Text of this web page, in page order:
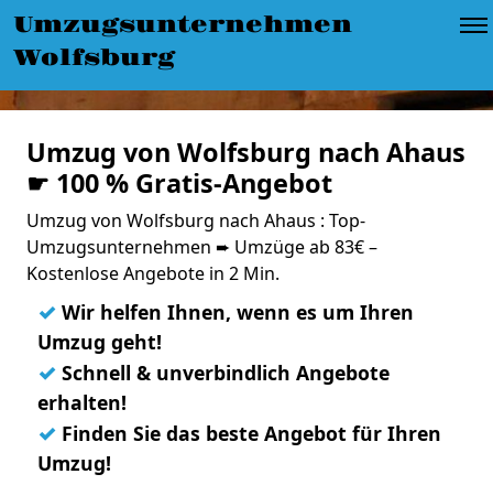
Umzugsunternehmen
Wolfsburg
Umzug von Wolfsburg nach Ahaus
☛ 100 % Gratis-Angebot
Umzug von Wolfsburg nach Ahaus : Top-
Umzugsunternehmen ➨ Umzüge ab 83€ –
Kostenlose Angebote in 2 Min.
✓ Wir helfen Ihnen, wenn es um Ihren
Umzug geht!
✓ Schnell & unverbindlich Angebote
erhalten!
✓ Finden Sie das beste Angebot für Ihren
Umzug!